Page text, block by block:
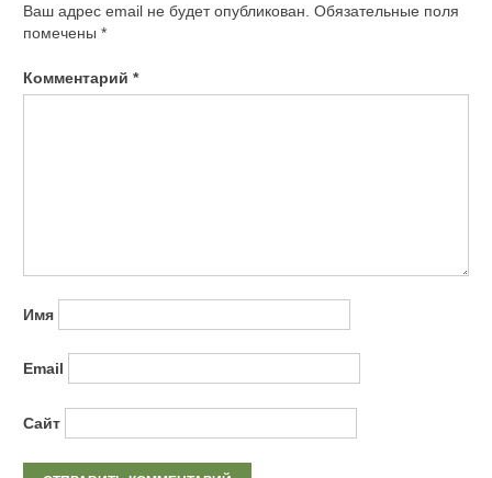
Ваш адрес email не будет опубликован. Обязательные поля
помечены *
Комментарий *
Имя
Email
Сайт